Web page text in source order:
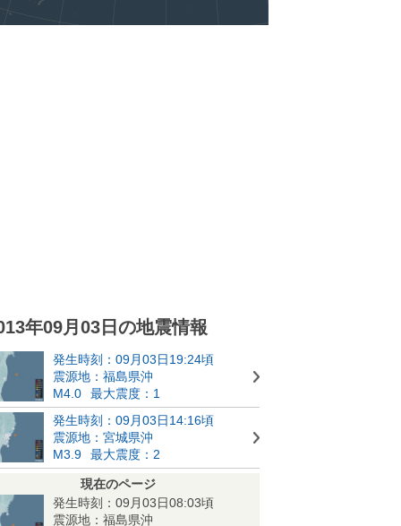
年09月03日の地震情報
発生時刻：09月03日19:24頃
震源地：福島県沖
M4.0
最大震度：1
発生時刻：09月03日14:16頃
震源地：宮城県沖
M3.9
最大震度：2
現在のページ
発生時刻：09月03日08:03頃
震源地：福島県沖